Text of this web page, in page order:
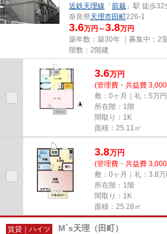
近鉄天理線 「 前栽 」駅 徒歩32
奈良県天理市田町226-1
3.6万円～3.8万円
築年数：築30年 ｜募集中： 2
階数：2階建
3.6万円
(管理費・共益費
敷：0ヶ月｜礼：5万円
所在階：1階
間取り：1K
面積：25.11㎡
3.8万円
(管理費・共益費
敷：0ヶ月｜礼：3.8万
所在階：1階
間取り：1K
面積：25.28㎡
賃貸｜ハイツ M`s天理（田町）